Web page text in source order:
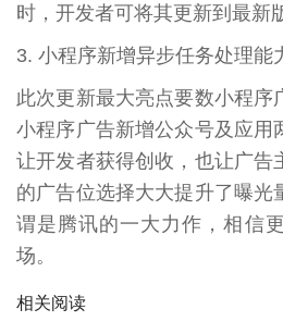
时，开发者可将其更新到最新
3. 小程序新增异步任务处理能
此次更新最大亮点要数小程序
小程序广告新增公众号及应用
让开发者获得创收，也让广告
的广告位选择大大提升了曝光
谓是腾讯的一大力作，相信
场。
相关阅读